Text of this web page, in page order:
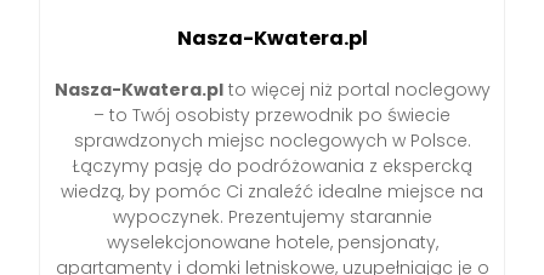
Nasza-Kwatera.pl
Nasza-Kwatera.plto więcej niż portal noclegowy
– to Twój osobisty przewodnik po świecie
sprawdzonych miejsc noclegowych w Polsce.
Łączymy pasję do podróżowania z ekspercką
wiedzą, by pomóc Ci znaleźć idealne miejsce na
wypoczynek. Prezentujemy starannie
wyselekcjonowane hotele, pensjonaty,
apartamenty i domki letniskowe, uzupełniając je o